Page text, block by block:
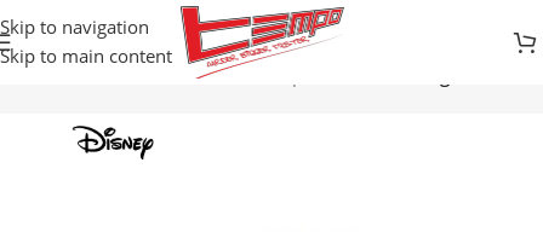
Skip to navigation
Skip to main content
Početna
Razonoda i sport